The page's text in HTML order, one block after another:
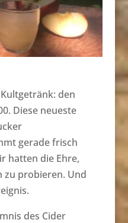
den
Diese neueste
gerade frisch
hatten die Ehre,
zu probieren. Und
des Cider